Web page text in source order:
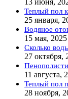
Теплый пол
25 января,
Водяное
15 мая, 2025
Сколько
27 октября,
11 августа,
Теплый пол
28 ноября,